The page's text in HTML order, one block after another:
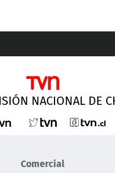
NACIONAL DE
Comercial